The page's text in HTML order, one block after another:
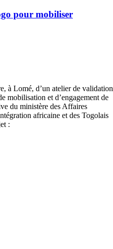
pour mobiliser
à Lomé, d’un atelier de validation
mobilisation et d’engagement de
du ministère des Affaires
africaine et des Togolais
: